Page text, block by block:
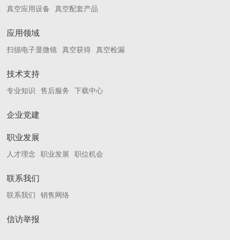
真空应用设备 真空配套产品
应用领域
扫描电子显微镜 真空获得 真空检漏
技术支持
专业知识 售后服务 下载中心
企业党建
职业发展
人才理念 职业发展 职位机会
联系我们
联系我们 销售网络
信访举报